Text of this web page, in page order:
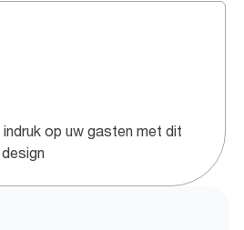
op uw gasten met dit